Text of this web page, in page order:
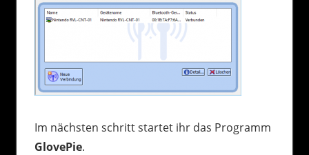
Im nächsten schritt startet ihr das Programm
GlovePie.